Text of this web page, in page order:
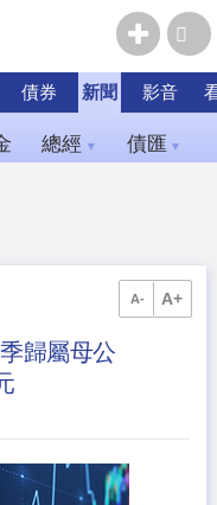
債券 新聞 影音
總經 ▼ 債匯 ▼
A- A+
歸屬母公